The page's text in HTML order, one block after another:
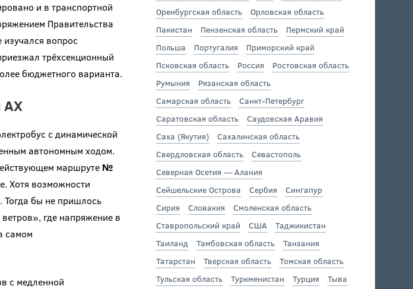
и в транспортной
Правительства
вопрос
трёхсекционный
бюджетного варианта.
АХ
с динамической
автономным ходом.
маршруте№
Хотя возможности
бы не пришлось
где напряжение в
самом
с медленной
Оренбургская область
Орловская область
Пакистан
Пензенская область
Пермский край
Польша
Португалия
Приморский край
Псковская область
Россия
Ростовская область
Румыния
Рязанская область
Самарская область
Санкт-Петербург
Саратовская область
Саудовская Аравия
Саха (Якутия)
Сахалинская область
Свердловская область
Севастополь
Северная Осетия — Алания
Сейшельские Острова
Сербия
Сингапур
Сирия
Словакия
Смоленская область
Ставропольский край
США
Таджикистан
Таиланд
Тамбовская область
Танзания
Татарстан
Тверская область
Томская область
Тульская область
Туркменистан Турция
Тыва